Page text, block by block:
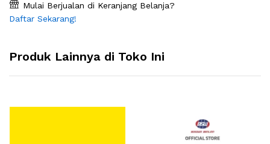
Mulai Berjualan di Keranjang Belanja?
Daftar Sekarang!
Produk Lainnya di Toko Ini